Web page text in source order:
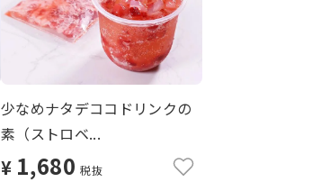
少なめナタデココドリンクの
素（ストロベ...
¥ 1,680 税抜